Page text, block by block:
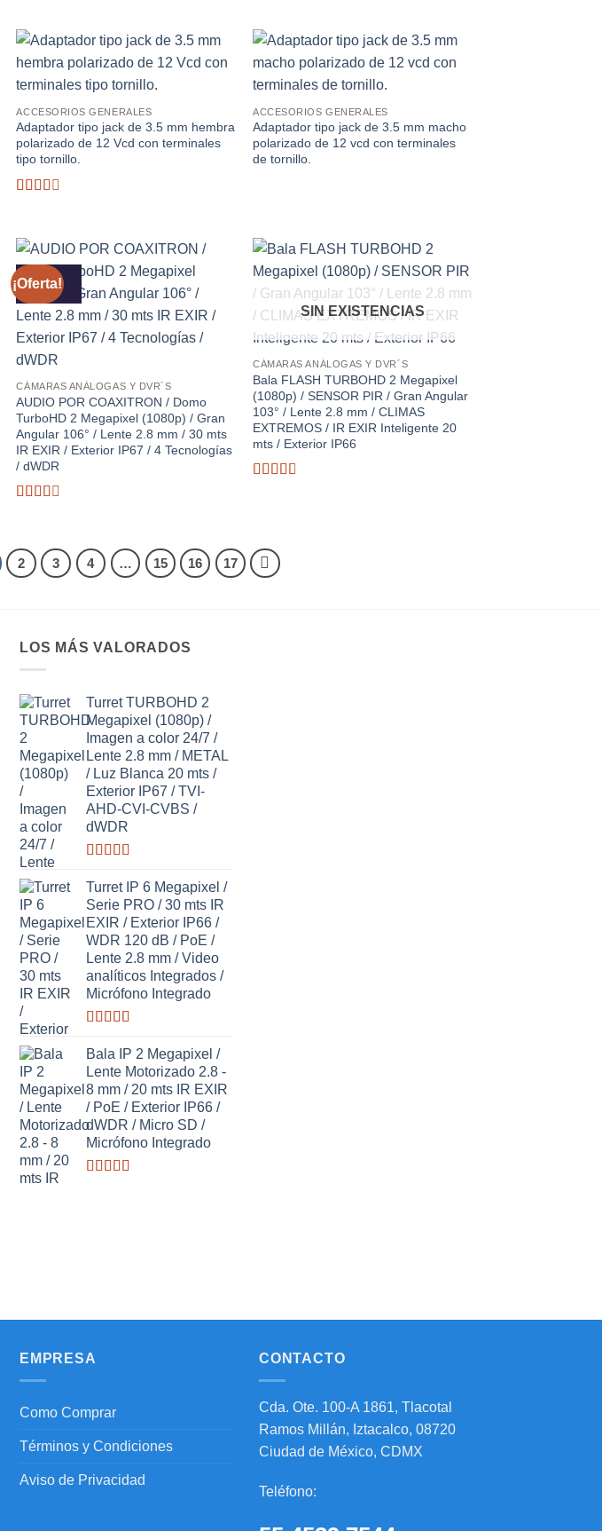
ACCESORIOS GENERALES
Adaptador tipo jack de 3.5 mm hembra
polarizado de 12 Vcd con terminales
tipo tornillo.
2.52
de 5
ACCESORIOS GENERALES
Adaptador tipo jack de 3.5 mm macho
polarizado de 12 vcd con terminales
de tornillo.
¡Oferta!
Añadir
a la
lista de
deseos
CÁMARAS ANÁLOGAS Y DVR´S
AUDIO POR COAXITRON / Domo
TurboHD 2 Megapixel (1080p) / Gran
Angular 106° / Lente 2.8 mm / 30 mts
IR EXIR / Exterior IP67 / 4 Tecnologías
/ dWDR
de 5
Añadir
a la
lista de
deseos
SIN EXISTENCIAS
CÁMARAS ANÁLOGAS Y DVR´S
Bala FLASH TURBOHD 2 Megapixel
(1080p) / SENSOR PIR / Gran Angular
103° / Lente 2.8 mm / CLIMAS
EXTREMOS / IR EXIR Inteligente 20
mts / Exterior IP66
2 3 4 … 15 16 17
LOS MÁS VALORADOS
Turret TURBOHD 2
Megapixel (1080p) /
Imagen a color 24/7 /
Lente 2.8 mm / METAL
/ Luz Blanca 20 mts /
Exterior IP67 / TVI-
AHD-CVI-CVBS /
dWDR
con3.63
de 5
Turret IP 6 Megapixel /
Serie PRO / 30 mts IR
EXIR / Exterior IP66 /
WDR 120 dB / PoE /
Lente 2.8 mm / Video
analíticos Integrados /
Micrófono Integrado
con
3.27de
5
Bala IP 2 Megapixel /
Lente Motorizado 2.8 -
8 mm / 20 mts IR EXIR
/ PoE / Exterior IP66 /
dWDR / Micro SD /
Micrófono Integrado
EMPRESA
Como Comprar
Términos y Condiciones
Aviso de Privacidad
CONTACTO
Cda. Ote. 100-A 1861, Tlacotal
Ramos Millán, Iztacalco, 08720
Ciudad de México, CDMX
Teléfono: